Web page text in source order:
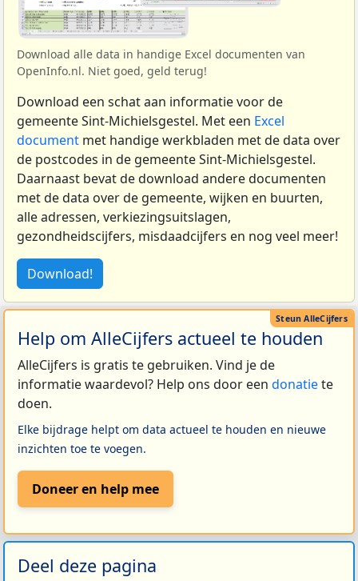
Download alle data in handige Excel documenten van
OpenInfo.nl. Niet goed, geld terug!
Download een schat aan informatie voor de
gemeente Sint-Michielsgestel. Met een Excel
document met handige werkbladen met de data over
de postcodes in de gemeente Sint-Michielsgestel.
Daarnaast bevat de download andere documenten
met de data over de gemeente, wijken en buurten,
alle adressen, verkiezingsuitslagen,
gezondheidscijfers, misdaadcijfers en nog veel meer!
Download!
Help om AlleCijfers actueel te houden
AlleCijfers is gratis te gebruiken. Vind je de
informatie waardevol? Help ons door een donatiete
doen.
Elke bijdrage helpt om data actueel te houden en nieuwe
inzichten toe te voegen.
Doneer en help mee
Deel deze pagina